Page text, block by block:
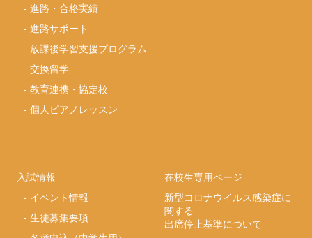
-進路・合格実績
-進路サポート
- 放課後学習支援プログラム
-交換留学
-教育連携・協定校
-個人ピアノレッスン
入試情報
- イベント情報
-生徒募集要項
在校生専用ページ
新型コロナウイルス感染症に
関する
出席停止基準について